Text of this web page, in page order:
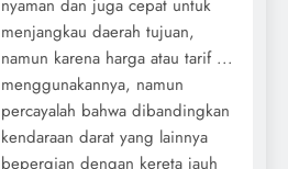
nyaman dan juga cepat untuk
menjangkau daerah tujuan,
namun karena harga atau tarif ...
menggunakannya, namun
percayalah bahwa dibandingkan
kendaraan darat yang lainnya
bepergian dengan kereta jauh